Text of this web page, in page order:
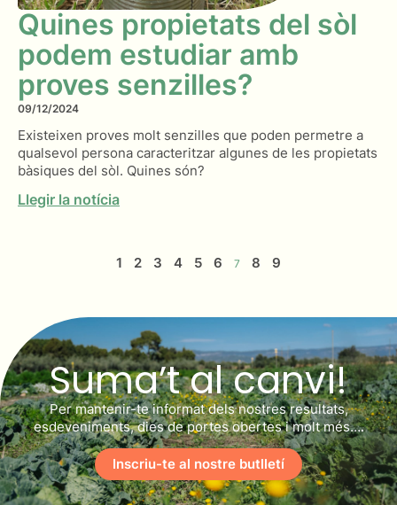
Quines propietats del sòl
podem estudiar amb
proves senzilles?
09/12/2024
Existeixen proves molt senzilles que poden permetre a
qualsevol persona caracteritzar algunes de les propietats
bàsiques del sòl. Quines són?
Llegir la notícia
1 2 3 4 5 6 7 8 9
Suma’t al canvi!
Per mantenir-te informat dels nostres resultats,
esdeveniments, dies de portes obertes i molt més….
Inscriu-te al nostre butlletí